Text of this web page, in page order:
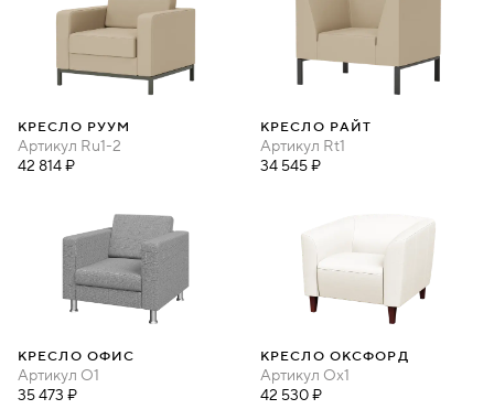
КРЕСЛО РУУМ
Артикул Ru1-2
42 814 ₽
КРЕСЛО РАЙТ
Артикул Rt1
34 545 ₽
КРЕСЛО ОФИС
Артикул O1
35 473 ₽
КРЕСЛО ОКСФОРД
Артикул Ox1
42 530 ₽